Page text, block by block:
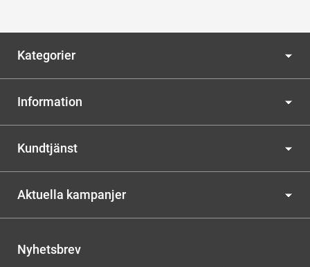
Kategorier
Information
Kundtjänst
Aktuella kampanjer
Nyhetsbrev